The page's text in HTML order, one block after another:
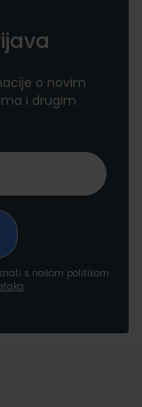
o novim
i drugim
s našom politikom